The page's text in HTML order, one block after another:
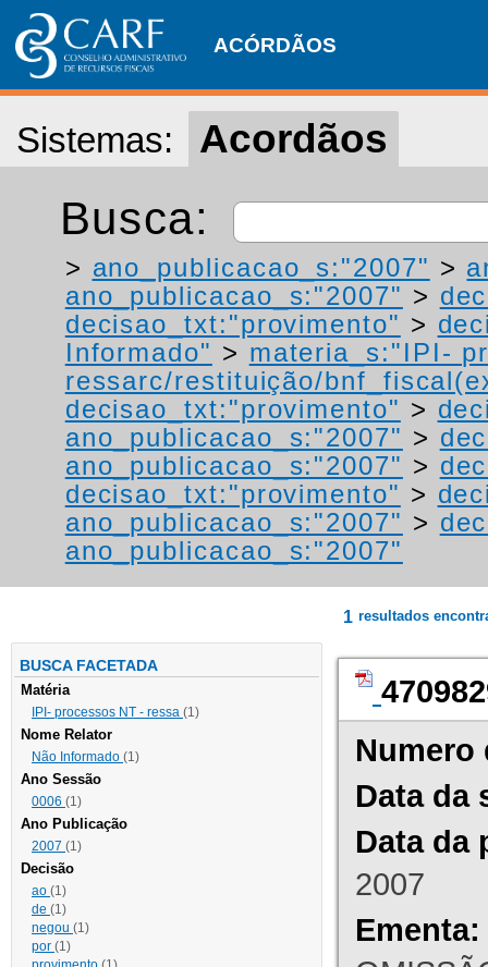
ACÓRDÃOS
Sistemas: Acordãos
Busca:
> ano_publicacao_s:"2007" >
ano_publicacao_s:"2007" >
decisao_txt:"provimento" >
Informado" > materia_s:"IPI-
ressarc/restituição/
decisao_txt:"provimento" >
ano_publicacao_s:"2007" >
ano_publicacao_s:"2007" >
decisao_txt:"provimento" >
ano_publicacao_s:"2007" >
ano_publicacao_s:"2007"
BUSCA FACETADA
Matéria
IPI- processos NT - ressa (1)
Nome Relator
Não Informado (1)
Ano Sessão
0006 (1)
Ano Publicação
2007 (1)
Decisão
ao (1)
de (1)
negou (1)
por (1)
1 resultados
Numero
Data da
Data da
2007
Ementa: